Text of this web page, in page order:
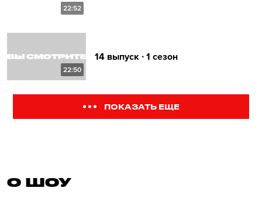
22:52
22:50
14 выпуск ∙ 1 сезон
ПОКАЗАТЬ ЕЩЕ
О ШОУ